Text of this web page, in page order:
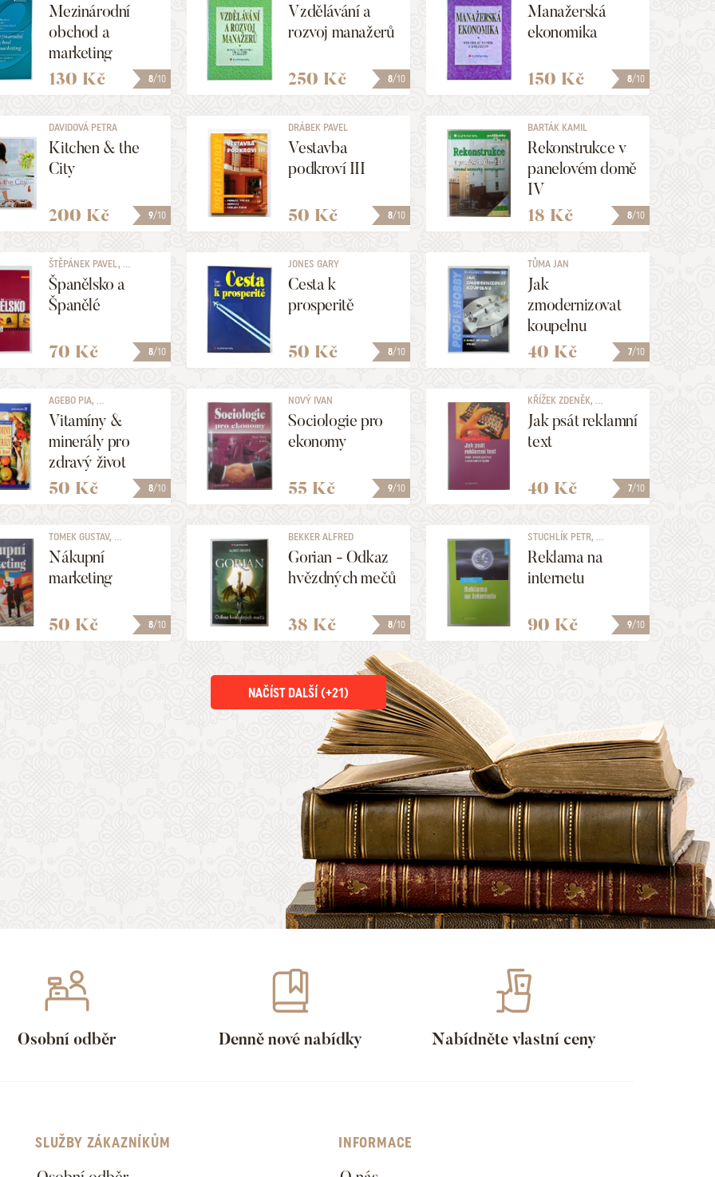
8/10
Mezinárodní
obchod a
marketing
130 Kč 8/10
Vzdělávání a
rozvoj manažerů
250 Kč 8/10
Manažerská
ekonomika
150 Kč
9/10
DAVIDOVÁ PETRA
Kitchen & the
City
200 Kč 8/10
DRÁBEK PAVEL
Vestavba
podkroví III
50 Kč 8/10
BARTÁK KAMIL
Rekonstrukce v
panelovém domě
IV
18 Kč
8/10
ŠTĚPÁNEK PAVEL, ...
Španělsko a
Španělé
70 Kč 8/10
JONES GARY
Cesta k
prosperitě
50 Kč 7/10
TŮMA JAN
Jak
zmodernizovat
koupelnu
40 Kč
8/10
AGEBO PIA, ...
Vitamíny &
minerály pro
zdravý život
50 Kč 9/10
NOVÝ IVAN
Sociologie pro
ekonomy
55 Kč 7/10
KŘÍŽEK ZDENĚK, ...
Jak psát reklamní
text
40 Kč
8/10
TOMEK GUSTAV, ...
Nákupní
marketing
50 Kč 8/10
BEKKER ALFRED
Gorian - Odkaz
hvězdných mečů
38 Kč 9/10
STUCHLÍK PETR, ...
Reklama na
internetu
90 Kč
NAČÍST DALŠÍ (+21)
Osobní odběr Denně nové nabídky Nabídněte vlastní ceny
SLUŽBY ZÁKAZNÍKŮM INFORMACE